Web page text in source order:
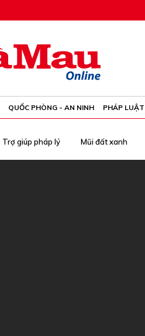
QUỐC PHÒNG - AN NINH PHÁP LUẬT
Trợ giúp pháp lý Mũi đất xanh